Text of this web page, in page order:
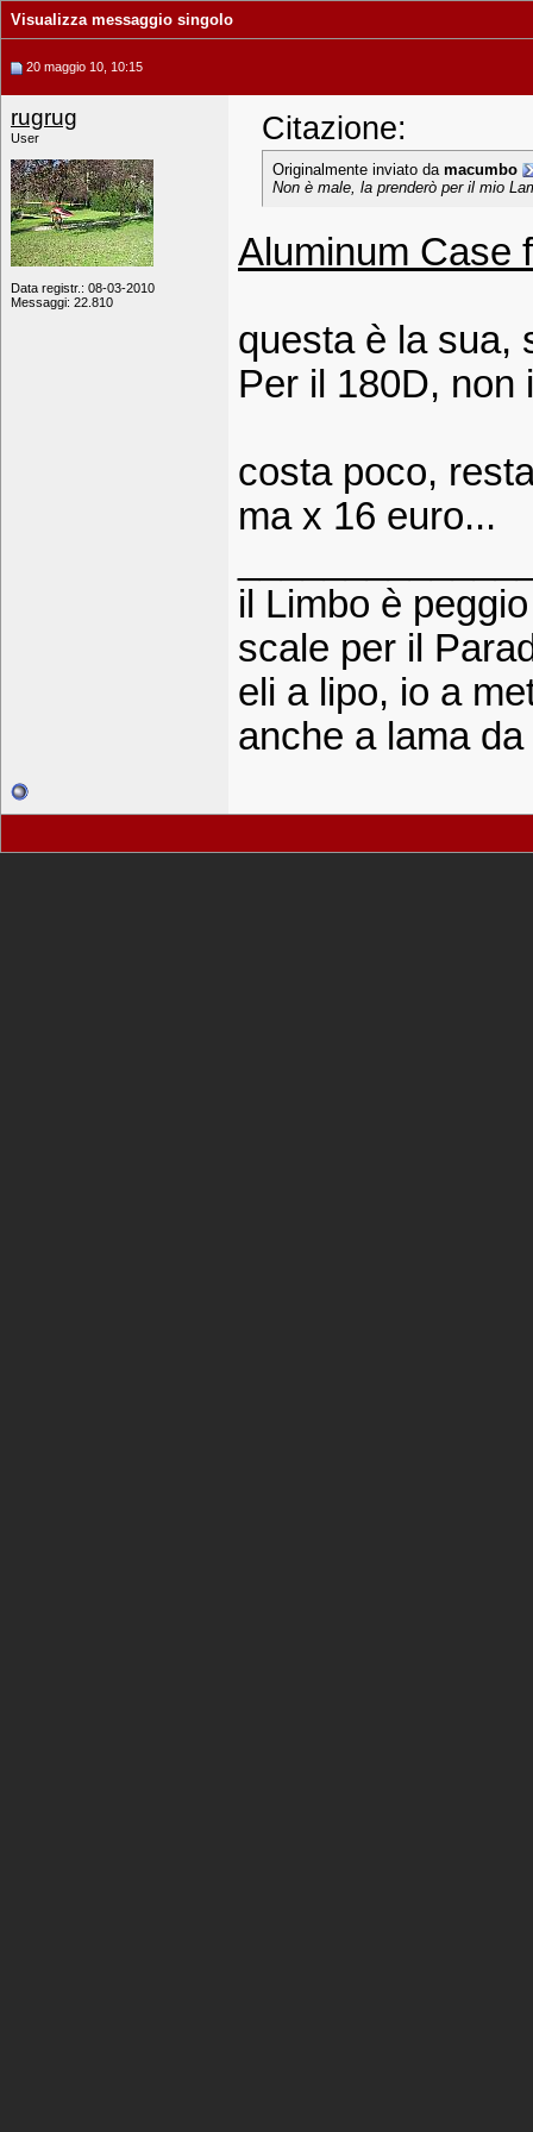
Visualizza messaggio singolo
20 maggio 10, 10:15
rugrug
User
Data registr.: 08-03-2010
Messaggi: 22.810
Citazione:
Originalmente inviato da macumbo
Non è male, la prenderò per il mio
Aluminum Case
questa è la sua,
Per il 180D, non
costa poco,
ma x 16 euro...
il Limbo è
scale per il
eli a lipo, io a
anche a lama